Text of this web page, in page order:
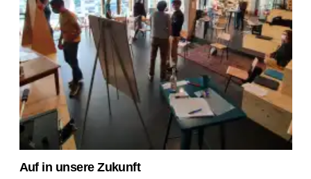
Auf in unsere Zukunft